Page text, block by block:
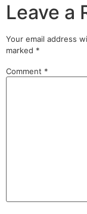
Leave a
Your email address
marked *
Comment *